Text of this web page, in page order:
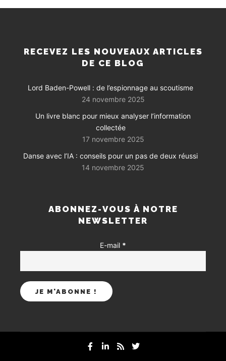
RECEVEZ LES NOUVEAUX ARTICLES
DE CE BLOG
Lord Baden-Powell : de l’espionnage au scoutisme
24 novembre 2025
Un livre blanc pour mieux analyser l’information
collectée
17 novembre 2025
Danse avec l’IA : conseils pour un pas de deux réussi
14 novembre 2025
ABONNEZ-VOUS À NOTRE
NEWSLETTER
E-mail *